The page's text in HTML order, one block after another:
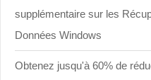
supplémentaire sur les
Données Windows
Obtenez jusqu'à 60% de